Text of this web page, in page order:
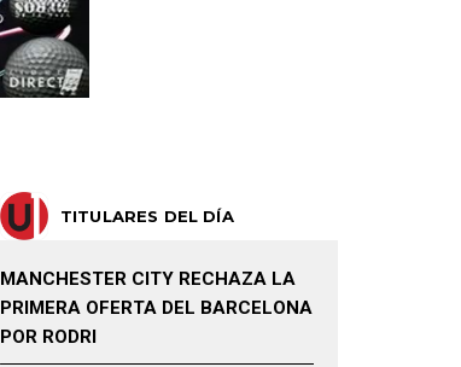
TITULARES DEL DÍA
MANCHESTER CITY RECHAZA LA
PRIMERA OFERTA DEL BARCELONA
POR RODRI